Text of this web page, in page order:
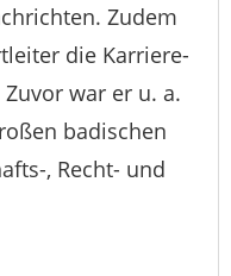
Zudem
die Karriere-
war er u. a.
badischen
, Recht- und